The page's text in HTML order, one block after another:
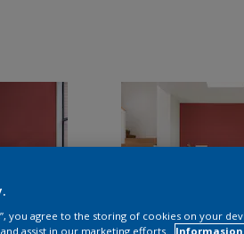
you agree to the storing of cookies on your
assist in our marketing efforts.